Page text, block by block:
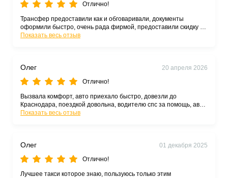
Отлично!
Трансфер предоставили как и обговаривали, документы
оформили быстро, очень рада фирмой, предоставили скидку на
первую поездку..
Показать весь отзыв
Олег
20 апреля 2026
Отлично!
Вызвала комфорт, авто приехало быстро, довезли до
Краснодара, поездкой довольна, водителю спс за помощь, авто
было хорошее... Рекомендую
Показать весь отзыв
Олег
01 декабря 2025
Отлично!
Лучшее такси которое знаю, пользуюсь только этим